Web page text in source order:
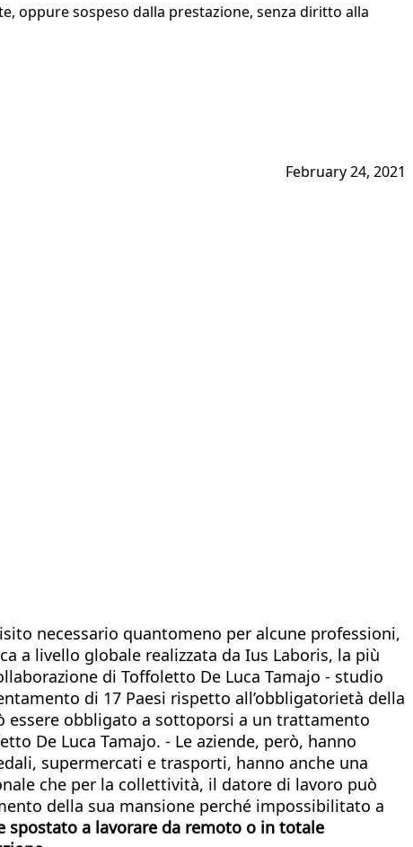
oppure sospeso dalla prestazione, senza diritto alla
February 24, 2021
necessario quantomeno per alcune professioni,
a livello globale realizzata da Ius Laboris, la più
di Toffoletto De Luca Tamajo - studio
di 17 Paesi rispetto all’obbligatorietà della
essere obbligato a sottoporsi a un trattamento
De Luca Tamajo. - Le aziende, però, hanno
supermercati e trasporti, hanno anche una
che per la collettività, il datore di lavoro può
della sua mansione perché impossibilitato a
spostato a lavorare da remoto o in totale